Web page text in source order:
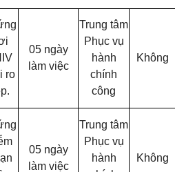
ro
05 ngày
làm việc
Trung tâm
Phục vụ
hành
chính
công
Không
05 ngày
làm việc
Trung tâm
Phục vụ
hành
Không